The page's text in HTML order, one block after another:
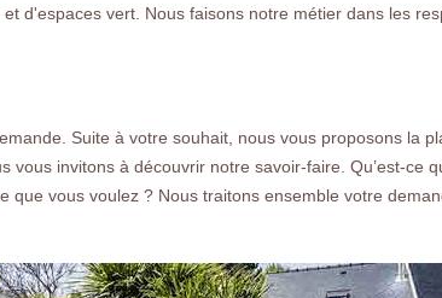
EN
passionné à Oissery 77178 je me
d'espaces vert. Nous faisons notre métier dans les
Suite à votre souhait, nous vous proposons la
invitons à découvrir notre savoir-faire. Qu’est-ce
vous voulez ? Nous traitons ensemble votre